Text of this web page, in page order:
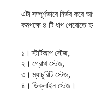
এটা সম্পূর্ণভাবে নির্ভর
কমপক্ষে ৪ টি ধাপ পেরোতে
১। স্টার্টআপ স্টেজ,
২। গ্রোথ স্টেজ,
৩। ম্যাচুরিটি স্টেজ,
৪। ডিক্লাইন স্টেজ।